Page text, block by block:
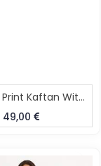
Tropical Print Kaftan With Dhoti
49,00